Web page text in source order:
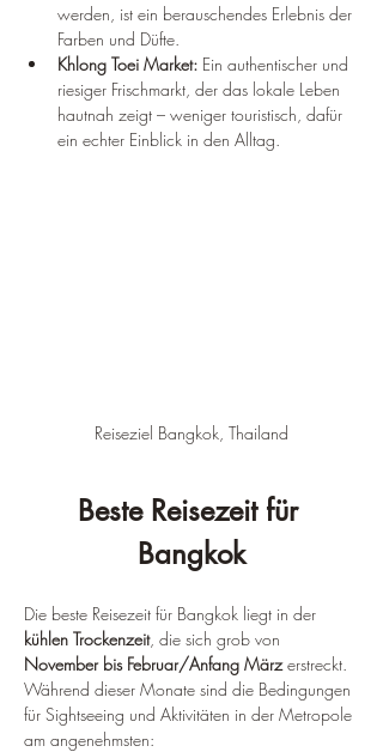
werden, ist ein berauschendes Erlebnis der
Farben und Düfte.
Khlong Toei Market: Ein authentischer und
riesiger Frischmarkt, der das lokale Leben
hautnah zeigt – weniger touristisch, dafür
ein echter Einblick in den Alltag.
Reiseziel Bangkok, Thailand
Beste Reisezeit für
Bangkok
Die beste Reisezeit für Bangkok liegt in der
kühlen Trockenzeit, die sich grob von
November bis Februar/Anfang März erstreckt.
Während dieser Monate sind die Bedingungen
für Sightseeing und Aktivitäten in der Metropole
am angenehmsten: